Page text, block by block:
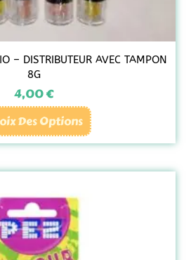
– DISTRIBUTEUR AVEC TAMPON
8G
4,00€
Des Options